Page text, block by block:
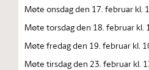
Møte onsdag den 17. februar kl.
Møte torsdag den 18. februar kl.
Møte fredag den 19. februar kl.
Møte tirsdag den 23. februar kl.